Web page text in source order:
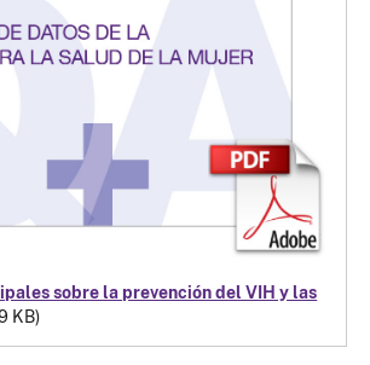
sobre la prevención del VIH y las
KB)